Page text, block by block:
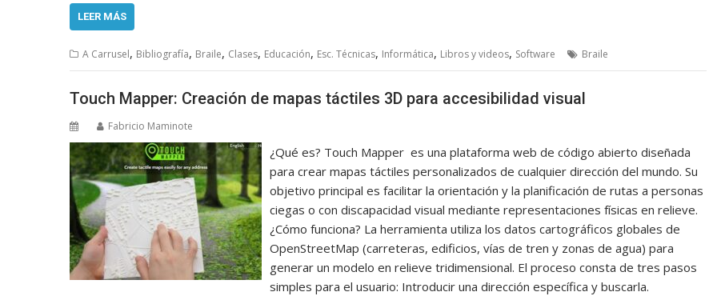
LEER MÁS
A Carrusel, Bibliografía, Braile, Clases, Educación, Esc. Técnicas, Informática, Libros y videos, Software Braile
Touch Mapper: Creación de mapas táctiles 3D para accesibilidad visual
Fabricio Maminote
¿Qué es? Touch Mapper es una plataforma web de código abierto diseñada
para crear mapas táctiles personalizados de cualquier dirección del mundo. Su
objetivo principal es facilitar la orientación y la planificación de rutas a personas
ciegas o con discapacidad visual mediante representaciones físicas en relieve.
¿Cómo funciona? La herramienta utiliza los datos cartográficos globales de
OpenStreetMap (carreteras, edificios, vías de tren y zonas de agua) para
generar un modelo en relieve tridimensional. El proceso consta de tres pasos
simples para el usuario: Introducir una dirección específica y buscarla.